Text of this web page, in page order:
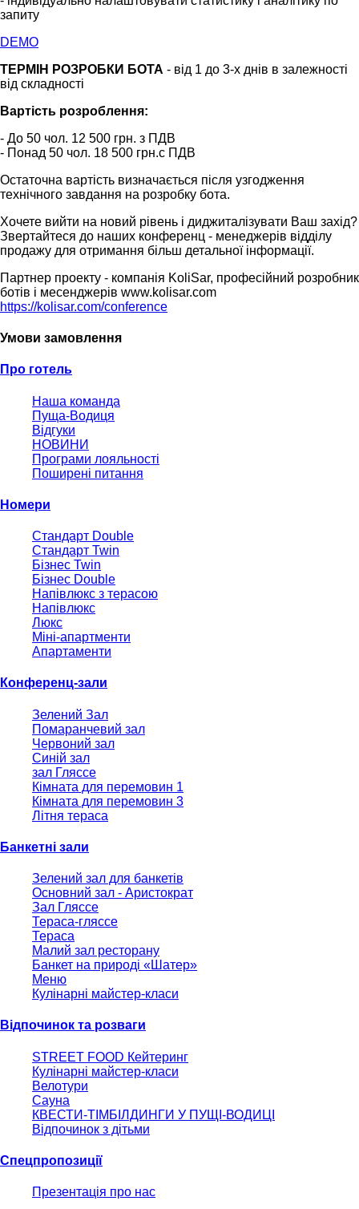
запиту
DEMO
ТЕРМІН РОЗРОБКИ БОТА - від 1 до 3-х днів в залежності
від складності
Вартість розроблення:
- До 50 чол. 12 500 грн. з ПДВ
- Понад 50 чол. 18 500 грн.с ПДВ
Остаточна вартість визначається після узгодження
технічного завдання на розробку бота.
Хочете вийти на новий рівень і диджиталізувати Ваш захід?
Звертайтеся до наших конференц - менеджерів відділу
продажу для отримання більш детальної інформації.
Партнер проекту - компанія KoliSar, професійний розробник
ботів і месенджерів www.kolisar.com
https://kolisar.com/conference
Умови замовлення
Про готель
Наша команда
Пуща-Водиця
Відгуки
НОВИНИ
Програми лояльності
Поширені питання
Номери
Стандарт Double
Стандарт Twin
Бізнес Twin
Бізнес Double
Напівлюкс з терасою
Напівлюкс
Люкс
Міні-апартменти
Апартаменти
Конференц-зали
Зелений Зал
Помаранчевий зал
Червоний зал
Синій зал
зал Гляссе
Кімната для перемовин 1
Кімната для перемовин 3
Літня тераса
Банкетні зали
Зелений зал для банкетів
Основний зал - Аристократ
Зал Гляссе
Тераса-гляссе
Тераса
Малий зал ресторану
Банкет на природі «Шатер»
Меню
Кулінарні майстер-класи
Відпочинок та розваги
STREET FOOD Кейтеринг
Кулінарні майстер-класи
Велотури
Сауна
КВЕСТИ-ТІМБІЛДИНГИ У ПУЩІ-ВОДИЦІ
Відпочинок з дітьми
Спецпропозиції
Презентація про нас